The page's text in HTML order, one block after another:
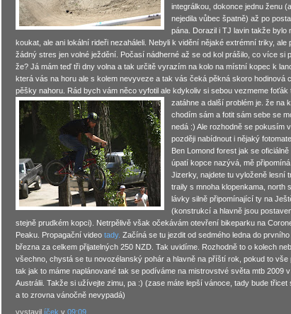
integrálkou, dokonce jednu ženu (a
nejedila vůbec špatně) až po
pána. Dorazil i TJ lavin takže bylo
koukat, ale ani lokální rideři nezaháleli. Nebyli k vidění nějaké extrémní triky, ale
žádný stres jen volné ježdění. Počasí nádherné až se od kol prášilo, co více si
že? Já mám teď tři dny volna a tak určitě vyrazím na kolo na místní kopec k
která vás na horu ale s kolem nevyveze a tak vás čeká pěkná skoro hodinová
pěšky nahoru. Rád bych vám něco vyfotil ale kdykoliv si sebou vezmeme foťák
zatáhne a další problém je. že na
chodím sám a fotit sám sebe se
nedá :) Ale rozhodně se pokusím
později nabídnout i nějaký
Ben Lomond forest jak se oficiálně
úpatí kopce nazývá, mě připomíná
Jizerky, najdete tu vyloženě lesní
traily s mnoha klopenkama, north
lávky silně připomínající ty na
(konstrukcí a hlavně jsou
stejně prudkém kopci). Netrpělivě však očekávám otevření bikeparku na
Peaku. Propagační video tady. Začíná se tu jezdit od sedmého ledna do prvního
března za celkem přijatelných 250 NZD. Tak uvidíme. Rozhodně to o kolech
všechno, chystá se tu novozélanský pohár a hlavně na příští rok, pokud to vše
tak jak to máme naplánované tak se podíváme na mistrovstvé světa mtb 2009 v
Austrálii. Takže si užívejte zimu, pa :) (zase máte lepší vánoce, tady bude třicet
a to zrovna vánočně nevypadá)
vystavil íček v 09:09